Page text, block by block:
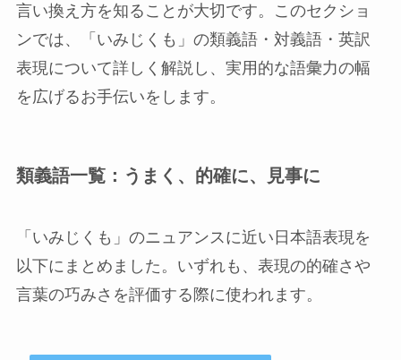
言い換え方を知ることが大切です。このセクショ
ンでは、「いみじくも」の類義語・対義語・英訳
表現について詳しく解説し、実用的な語彙力の幅
を広げるお手伝いをします。
類義語一覧：うまく、的確に、見事に
「いみじくも」のニュアンスに近い日本語表現を
以下にまとめました。いずれも、表現の的確さや
言葉の巧みさを評価する際に使われます。